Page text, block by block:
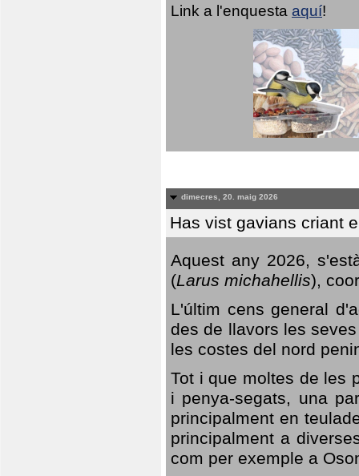
Link a l'enquesta aquí!
dimecres, 20. maig 2026
Has vist gavians criant
Aquest any 2026,
(Larus michahellis),
L'últim cens general
des de llavors les
les costes del nord
Tot i que moltes de les
i penya-segats, una
principalment en
principalment a
com per exemple a